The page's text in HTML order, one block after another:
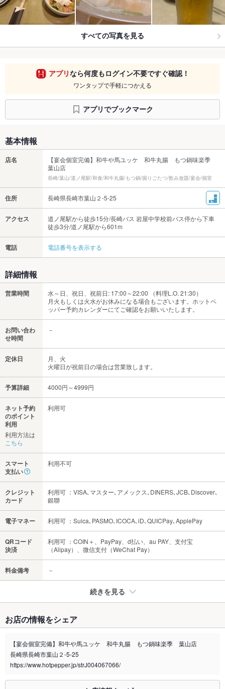
すべての写真を見る
アプリなら何度もログイン不要ですぐ確認！
ワンタップで手軽につかえる
アプリでブックマーク
基本情報
店名
【宴会個室完備】和牛や馬ユッケ 和牛丸腸 もつ鍋味楽季
葉山店
長崎/葉山/道ノ尾駅/和食/和牛丸腸/もつ鍋/掘りごたつ/飲み放題/宴会/個室
住所 長崎県長崎市葉山２-5-25
アクセス
道ノ尾駅から徒歩15分/長崎バス 岩屋中学校前バス停から下車
徒歩3分/道ノ尾駅から601m
電話 電話番号を表示する
詳細情報
営業時間
水～日、祝日、祝前日: 17:00～22:00 （料理L.O. 21:30）
月火もしくは火水がお休みになる場合もございます。ホットペ
ッパー予約カレンダーにてご確認をお願いいたします。
お問い合わ
せ時間
－
定休日
月、火
火曜日が祝前日の場合は営業致します。
予算詳細 4000円～4999円
ネット予約
のポイント
利用
利用方法は
こちら
利用可
スマート
支払い
利用不可
クレジット
カード
利用可 ：VISA､マスター､アメックス､DINERS､JCB､Discover､
銀聯
電子マネー 利用可 ：Suica､PASMO､ICOCA､iD､QUICPay､ApplePay
QRコード
決済
利用可 ：COIN＋、PayPay、d払い、au PAY、支付宝
（Alipay）、微信支付（WeChat Pay）
料金備考 －
続きを見る
禁煙・喫煙 分煙（仕切りあり）
喫煙専用室 あり
※2020年4月1日～受動喫煙対策に関する法律が施行されています。正しい情報はお店へお問い
お店の情報をシェア
【宴会個室完備】和牛や馬ユッケ 和牛丸腸 もつ鍋味楽季 葉山店
長崎県長崎市葉山２-5-25
https://www.hotpepper.jp/strJ004067066/